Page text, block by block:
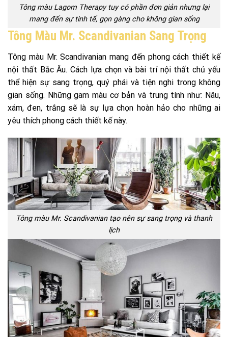
Tông màu Lagom Therapy tuy có phần đơn giản nhưng lại
mang đến sự tinh tế, gọn gàng cho không gian sống
Tông Màu Mr. Scandivanian Sang Trọng
Tông màu Mr. Scandivanian mang đến phong cách thiết kế
nội thất Bắc Âu. Cách lựa chọn và bài trí nội thất chủ yếu
thể hiện sự sang trọng, quý phái và tiện nghi trong không
gian sống. Những gam màu cơ bản và trung tính như: Nâu,
xám, đen, trắng sẽ là sự lựa chọn hoàn hảo cho những ai
yêu thích phong cách thiết kế này.
Tông màu Mr. Scandivanian tạo nên sự sang trọng và thanh
lịch